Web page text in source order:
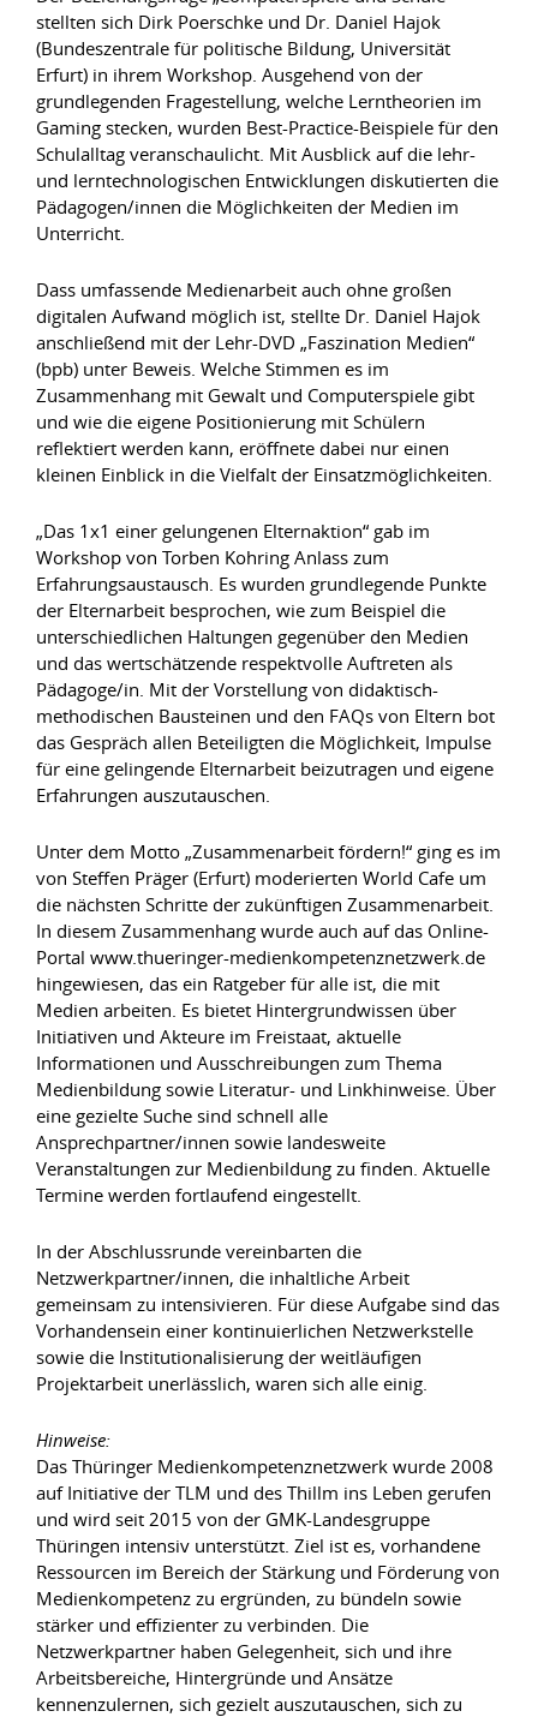
stellten sich Dirk Poerschke und Dr. Daniel Hajok
(Bundeszentrale für politische Bildung, Universität
Erfurt) in ihrem Workshop. Ausgehend von der
grundlegenden Fragestellung, welche Lerntheorien im
Gaming stecken, wurden Best-Practice-Beispiele für den
Schulalltag veranschaulicht. Mit Ausblick auf die lehr-
und lerntechnologischen Entwicklungen diskutierten die
Pädagogen/innen die Möglichkeiten der Medien im
Unterricht.
Dass umfassende Medienarbeit auch ohne großen
digitalen Aufwand möglich ist, stellte Dr. Daniel Hajok
anschließend mit der Lehr-DVD „Faszination Medien“
(bpb) unter Beweis. Welche Stimmen es im
Zusammenhang mit Gewalt und Computerspiele gibt
und wie die eigene Positionierung mit Schülern
reflektiert werden kann, eröffnete dabei nur einen
kleinen Einblick in die Vielfalt der Einsatzmöglichkeiten.
„Das 1x1 einer gelungenen Elternaktion“ gab im
Workshop von Torben Kohring Anlass zum
Erfahrungsaustausch. Es wurden grundlegende Punkte
der Elternarbeit besprochen, wie zum Beispiel die
unterschiedlichen Haltungen gegenüber den Medien
und das wertschätzende respektvolle Auftreten als
Pädagoge/in. Mit der Vorstellung von didaktisch-
methodischen Bausteinen und den FAQs von Eltern bot
das Gespräch allen Beteiligten die Möglichkeit, Impulse
für eine gelingende Elternarbeit beizutragen und eigene
Erfahrungen auszutauschen.
Unter dem Motto „Zusammenarbeit fördern!“ ging es im
von Steffen Präger (Erfurt) moderierten World Cafe um
die nächsten Schritte der zukünftigen Zusammenarbeit.
In diesem Zusammenhang wurde auch auf das Online-
Portal www.thueringer-medienkompetenznetzwerk.de
hingewiesen, das ein Ratgeber für alle ist, die mit
Medien arbeiten. Es bietet Hintergrundwissen über
Initiativen und Akteure im Freistaat, aktuelle
Informationen und Ausschreibungen zum Thema
Medienbildung sowie Literatur- und Linkhinweise. Über
eine gezielte Suche sind schnell alle
Ansprechpartner/innen sowie landesweite
Veranstaltungen zur Medienbildung zu finden. Aktuelle
Termine werden fortlaufend eingestellt.
In der Abschlussrunde vereinbarten die
Netzwerkpartner/innen, die inhaltliche Arbeit
gemeinsam zu intensivieren. Für diese Aufgabe sind das
Vorhandensein einer kontinuierlichen Netzwerkstelle
sowie die Institutionalisierung der weitläufigen
Projektarbeit unerlässlich, waren sich alle einig.
Hinweise:
Das Thüringer Medienkompetenznetzwerk wurde 2008
auf Initiative der TLM und des Thillm ins Leben gerufen
und wird seit 2015 von der GMK-Landesgruppe
Thüringen intensiv unterstützt. Ziel ist es, vorhandene
Ressourcen im Bereich der Stärkung und Förderung von
Medienkompetenz zu ergründen, zu bündeln sowie
stärker und effizienter zu verbinden. Die
Netzwerkpartner haben Gelegenheit, sich und ihre
Arbeitsbereiche, Hintergründe und Ansätze
kennenzulernen, sich gezielt auszutauschen, sich zu